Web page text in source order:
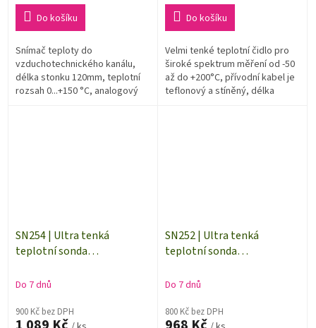
cena:
Do košíku
Snímač teploty do
vzduchotechnického kanálu,
délka stonku 120mm, teplotní
rozsah 0...+150 °C, analogový
cena:
Do košíku
Velmi tenké teplotní čidlo pro
široké spektrum měření od -50
až do +200°C, přívodní kabel je
teflonový a stíněný, délka
SN254 | Ultra tenká
teplotní sonda
| bez konektoru
Do 7 dnů
900 Kč bez DPH
SN252 | Ultra tenká
teplotní sonda
| bez konektoru
Do 7 dnů
800 Kč bez DPH